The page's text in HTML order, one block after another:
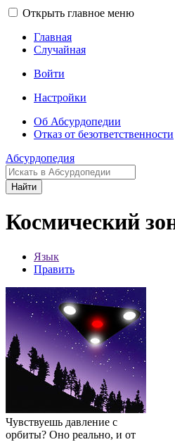
Открыть главное меню
Главная
Случайная
Войти
Настройки
Об Абсурдопедии
Отказ от безответственности
Абсурдопедия
Найти
Космический
Язык
Править
Чувствуешь давление с
орбиты? Оно реально, и от